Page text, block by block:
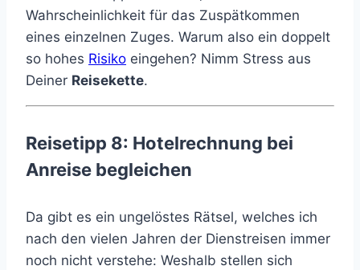
Wahrscheinlichkeit für das Zuspätkommen
eines einzelnen Zuges. Warum also ein doppelt
so hohes Risiko eingehen? Nimm Stress aus
Deiner Reisekette.
Reisetipp 8: Hotelrechnung bei
Anreise begleichen
Da gibt es ein ungelöstes Rätsel, welches ich
nach den vielen Jahren der Dienstreisen immer
noch nicht verstehe: Weshalb stellen sich